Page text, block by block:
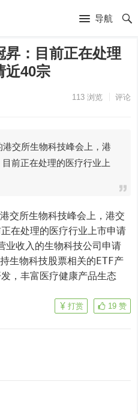
导航
昇：目前正在处理
近40宗
113浏览 评论
交所生物科技峰会上，港
前正在处理的医疗行业上
在处理的医疗行业上市申请
业收入的生物科技公司申请
生物科技股票相关的ETF产
，丰富医疗健康产品生态
19 赞
打赏